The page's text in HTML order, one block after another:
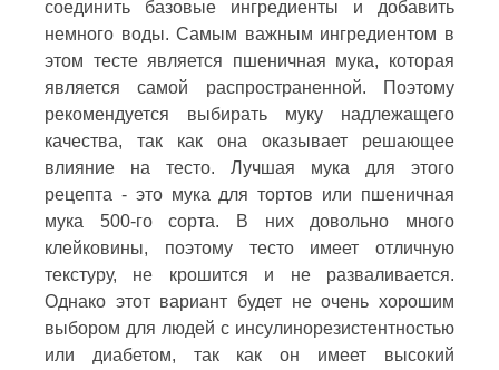
соединить базовые ингредиенты и добавить
немного воды. Самым важным ингредиентом в
этом тесте является пшеничная мука, которая
является самой распространенной. Поэтому
рекомендуется выбирать муку надлежащего
качества, так как она оказывает решающее
влияние на тесто. Лучшая мука для этого
рецепта - это мука для тортов или пшеничная
мука 500-го сорта. В них довольно много
клейковины, поэтому тесто имеет отличную
текстуру, не крошится и не разваливается.
Однако этот вариант будет не очень хорошим
выбором для людей с инсулинорезистентностью
или диабетом, так как он имеет высокий